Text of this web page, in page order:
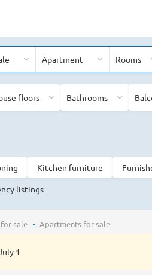
Apartment Rooms
floors Bathrooms
Kitchen furniture
listings
sale Apartments for sale
1